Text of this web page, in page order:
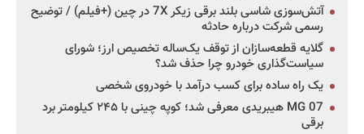
آتش‌سوزی شاسی بلند برقی زیکر 7X در چین (+فیلم) / توضیح
رسمی شرکت درباره حادثه
گلایه قطعه‌سازان از توقف یک‌ساله تخصیص ارز؛ شورای
سیاست‌گذاری خودرو چرا حذف شد؟
یک راه ساده برای کسب درآمد با خودروی شخصی
MG 07 هیبریدی معرفی شد؛ کوپه چینی با ۲۴۵ کیلومتر برد
برقی